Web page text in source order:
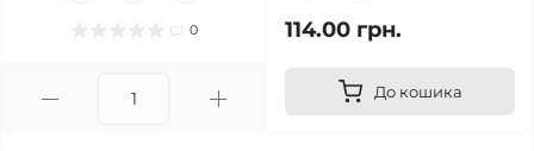
0 114.00 грн.
До кошика